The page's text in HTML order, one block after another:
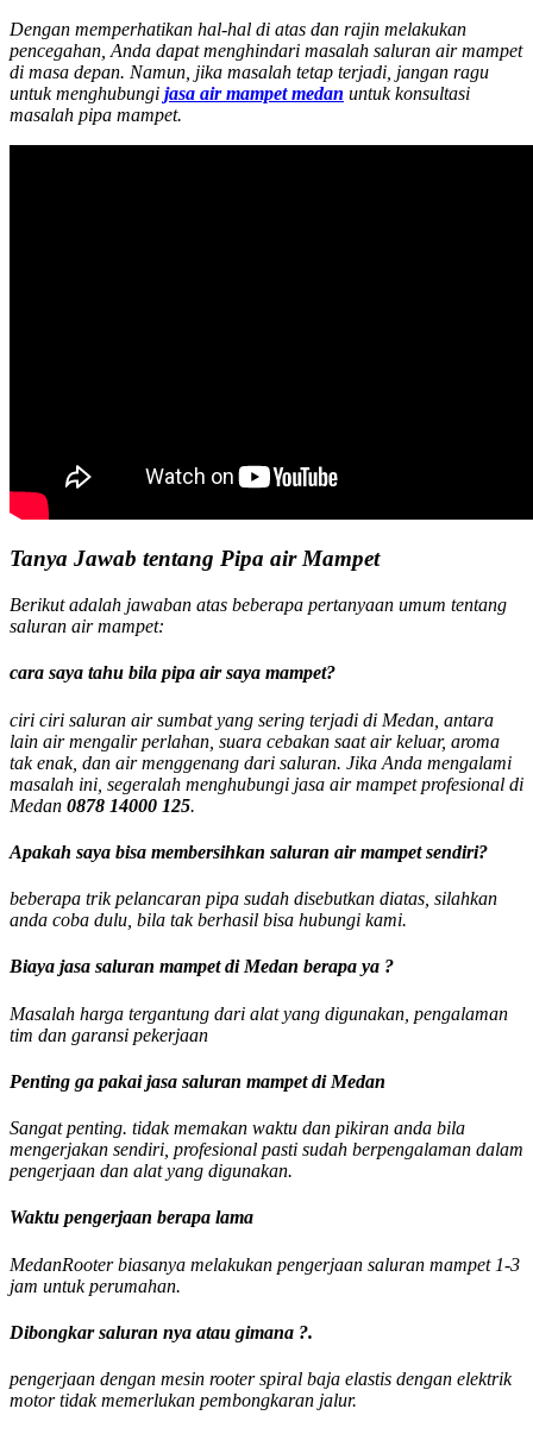
Dengan memperhatikan hal-hal di atas dan rajin melakukan
pencegahan, Anda dapat menghindari masalah saluran air mampet
di masa depan. Namun, jika masalah tetap terjadi, jangan ragu
untuk menghubungi jasa air mampet medan untuk konsultasi
masalah pipa mampet.
Tanya Jawab tentang Pipa air Mampet
Berikut adalah jawaban atas beberapa pertanyaan umum tentang
saluran air mampet:
cara saya tahu bila pipa air saya mampet?
ciri ciri saluran air sumbat yang sering terjadi di Medan, antara
lain air mengalir perlahan, suara cebakan saat air keluar, aroma
tak enak, dan air menggenang dari saluran. Jika Anda mengalami
masalah ini, segeralah menghubungi jasa air mampet profesional di
Medan 0878 14000 125.
Apakah saya bisa membersihkan saluran air mampet sendiri?
beberapa trik pelancaran pipa sudah disebutkan diatas, silahkan
anda coba dulu, bila tak berhasil bisa hubungi kami.
Biaya jasa saluran mampet di Medan berapa ya ?
Masalah harga tergantung dari alat yang digunakan, pengalaman
tim dan garansi pekerjaan
Penting ga pakai jasa saluran mampet di Medan
Sangat penting. tidak memakan waktu dan pikiran anda bila
mengerjakan sendiri, profesional pasti sudah berpengalaman dalam
pengerjaan dan alat yang digunakan.
Waktu pengerjaan berapa lama
MedanRooter biasanya melakukan pengerjaan saluran mampet 1-3
jam untuk perumahan.
Dibongkar saluran nya atau gimana ?.
pengerjaan dengan mesin rooter spiral baja elastis dengan elektrik
motor tidak memerlukan pembongkaran jalur.